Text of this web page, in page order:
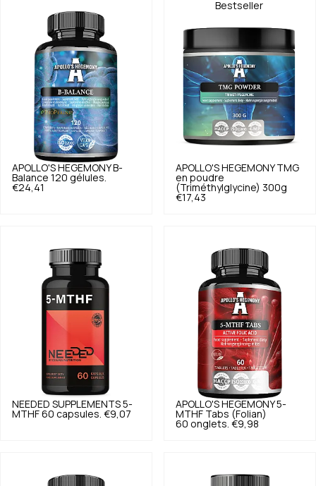
APOLLO'S HEGEMONY B-
Balance 120 gélules.
€24,41
Bestseller
APOLLO'S HEGEMONY TMG
en poudre
(Triméthylglycine) 300g
€17,43
NEEDED SUPPLEMENTS 5-
MTHF 60 capsules. €9,07
APOLLO'S HEGEMONY 5-
MTHF Tabs (Folian)
60 onglets. €9,98